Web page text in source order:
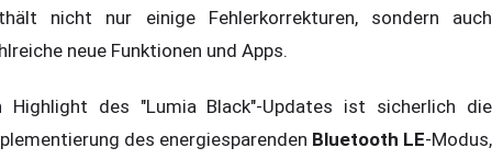
nicht nur einige Fehlerkorrekturen, sondern auch
neue Funktionen und Apps.
Highlight des "Lumia Black"-Updates ist sicherlich die
des energiesparenden Bluetooth LE-Modus,